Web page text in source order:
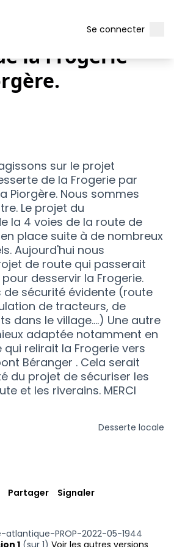
Se connecter
la Frogerie
sur le projet
de la Frogerie par
Piorgère. Nous sommes
Le projet du
la 4 voies de la route de
place suite à de nombreux
Aujourd'hui nous
de route qui passerait
desservir la Frogerie.
de sécurité évidente (route
de tracteurs, de
dans le village....) Une autre
adaptée notamment en
relirait la Frogerie vers
Béranger . Cela serait
du projet de sécuriser les
et les riverains. MERCI
Filtrer les
Desserte locale
Partager Signaler
atlantique-PROP-2022-05-1944
1 (sur 1) voir les autres versions